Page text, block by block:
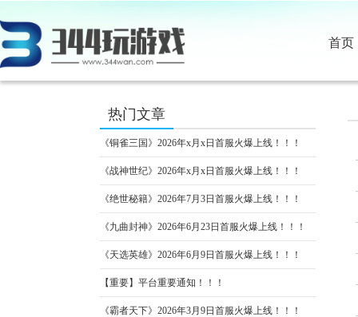
首页
热门文章
《铜雀三国》2026年x月x日首服火爆上线！！！
《战神世纪》2026年x月x日首服火爆上线！！！
《绝世秘籍》2026年7月3日首服火爆上线！！！
《九曲封神》2026年6月23日首服火爆上线！！！
《天选英雄》2026年6月9日首服火爆上线！！！
【重要】平台重要通知！！！
《霸者天下》2026年3月9日首服火爆上线！！！